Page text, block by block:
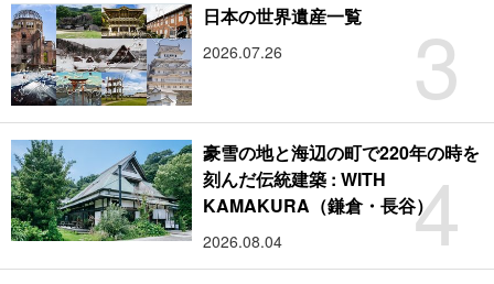
3
日本の世界遺産一覧
2026.07.26
4
豪雪の地と海辺の町で220年の時を
刻んだ伝統建築 : WITH
KAMAKURA（鎌倉・長谷）
2026.08.04